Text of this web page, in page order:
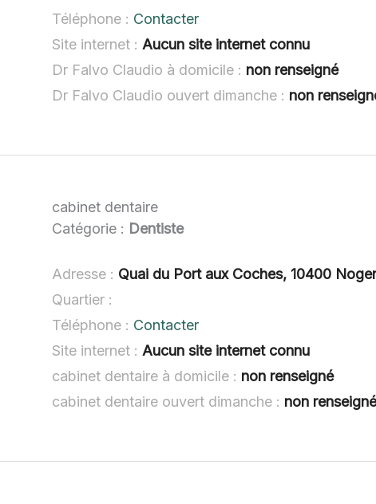
Téléphone : Contacter
Site internet :Aucun site internet connu
Dr Falvo Claudio à domicile : non renseigné
Dr Falvo Claudio ouvert dimanche : non
cabinet dentaire
Catégorie : Dentiste
Adresse : Quai du Port aux Coches, 10400
Quartier :
Téléphone : Contacter
Site internet : Aucun site internet connu
cabinet dentaire à domicile : non renseigné
cabinet dentaire ouvert dimanche : non